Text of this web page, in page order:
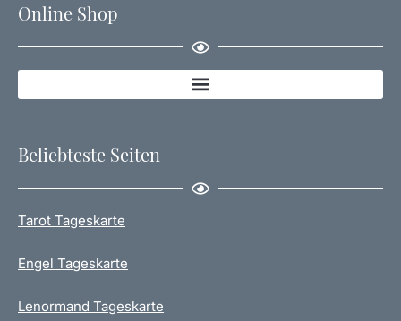
Online Shop
Beliebteste Seiten
Tarot Tageskarte
Engel Tageskarte
Lenormand Tageskarte